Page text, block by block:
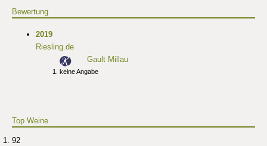
Bewertung
2019
Riesling.de
Gault Millau
keine Angabe
Top Weine
92